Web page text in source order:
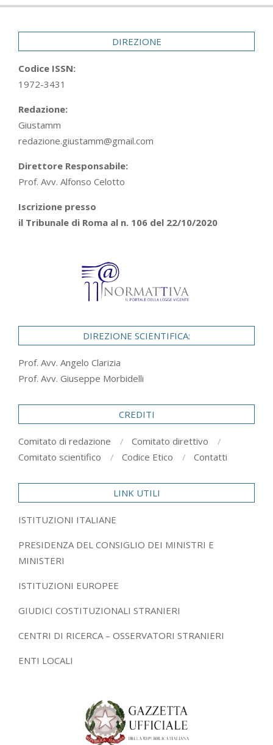
DIREZIONE
Codice ISSN:
1972-3431
Redazione:
Giustamm
redazione.giustamm@gmail.com
Direttore Responsabile:
Prof. Avv. Alfonso Celotto
Iscrizione presso
il Tribunale di Roma al n. 106 del 22/10/2020
DIREZIONE SCIENTIFICA:
Prof. Avv. Angelo Clarizia
Prof. Avv. Giuseppe Morbidelli
CREDITI
Comitato di redazione
Comitato direttivo
Comitato scientifico
Codice Etico Contatti
LINK UTILI
ISTITUZIONI ITALIANE
PRESIDENZA DEL CONSIGLIO DEI MINISTRI E
MINISTERI
ISTITUZIONI EUROPEE
GIUDICI COSTITUZIONALI STRANIERI
CENTRI DI RICERCA – OSSERVATORI STRANIERI
ENTI LOCALI